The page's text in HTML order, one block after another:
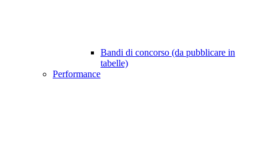
Bandi di concorso (da pubblicare in
tabelle)
Performance